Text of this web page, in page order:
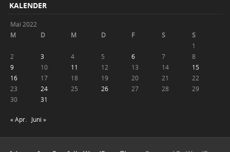
KALENDER
Mai 2022
M
D M D F S
S
1
2
3 4 5 6 7
8
9
10 11 12 13 14
15
16
17 18 19 20 21
22
23
24 25 26 27 28
29
30
31
« Apr. Juni »